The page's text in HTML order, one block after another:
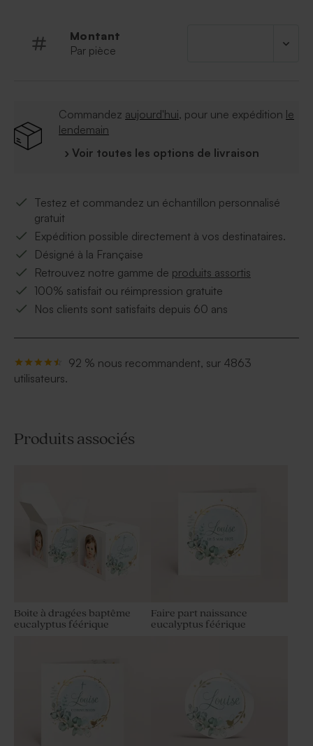
Montant
Par pièce
Commandez aujourd'hui, pour une expédition le
lendemain
› Voir toutes les options de livraison
Testez et commandez un échantillon personnalisé
gratuit
Expédition possible directement à vos destinataires.
Désigné à la Française
Retrouvez notre gamme de produits assortis
100% satisfait ou réimpression gratuite
Nos clients sont satisfaits depuis 60 ans
92 % nous recommandent, sur 4863
utilisateurs.
Produits associés
Boite à dragées baptême
eucalyptus féérique
Faire part naissance
eucalyptus féérique